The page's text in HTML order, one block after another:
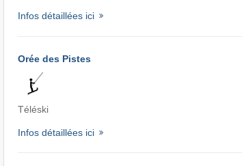
Infos détaillées ici
Orée des Pistes
Téléski
Infos détaillées ici